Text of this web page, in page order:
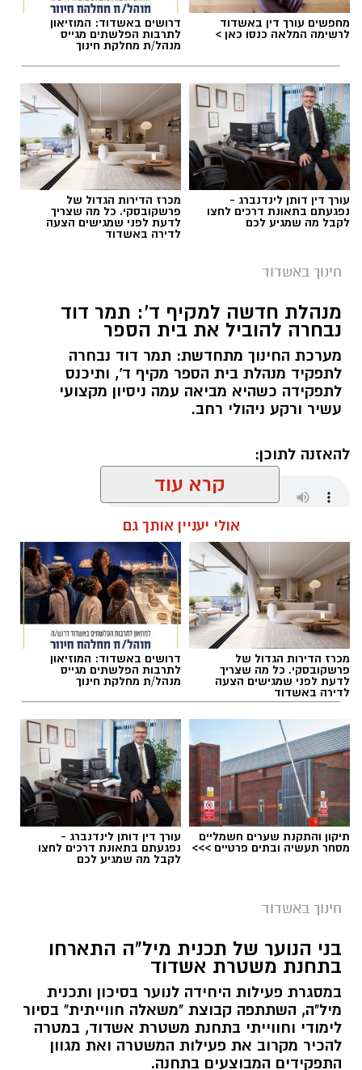
מחפשים עורך דין באשדוד
לרשימה המלאה כנסו כאן >
דרושים באשדוד: המוזיאון
לתרבות הפלשתים מגייס
מנהל/ת מחלקת חינוך
עורך דין דותן לינדנברג -
נפגעתם בתאונת דרכים לחצו
לקבל מה שמגיע לכם
מכרז הדירות הגדול של
פרשקובסקי. כל מה שצריך
לדעת לפני שמגישים הצעה
לדירה באשדוד
חינוך באשדוד
מנהלת חדשה למקיף ד': תמר דוד
נבחרה להוביל את בית הספר
מערכת החינוך מתחדשת: תמר דוד נבחרה
לתפקיד מנהלת בית הספר מקיף ד', ותיכנס
לתפקידה כשהיא מביאה עמה ניסיון מקצועי
עשיר ורקע ניהולי רחב.
להאזנה לתוכן:
אלדה נתנאל / 21:10 07.08.26
תגים:מקיף ד
דוד צברה לאורך השנים ניסיון משמעותי במערכת
החינוך, ובמהלך הקריירה מילאה מגוון תפקידים,
בהם מחנכת, רכזת, סגנית מנהלת ומנהלת. ניסיונה
הרב והעשייה החינוכית הענפה צפויים לסייע
בהמשך קידומו והתפתחותו של בית הספר.
קרא עוד
אולי יעניין אותך גם
מכרז הדירות הגדול של
פרשקובסקי. כל מה שצריך
לדעת לפני שמגישים הצעה
לדירה באשדוד
דרושים באשדוד: המוזיאון
לתרבות הפלשתים מגייס
מנהל/ת מחלקת חינוך
תיקון והתקנת שערים חשמליים
מסחר תעשיה ובתים פרטיים >>>
עורך דין דותן לינדנברג -
נפגעתם בתאונת דרכים לחצו
לקבל מה שמגיע לכם
חינוך באשדוד
בני הנוער של תכנית מיל"ה התארחו
בתחנת משטרת אשדוד
במסגרת פעילות היחידה לנוער בסיכון ותכנית
מיל"ה, השתתפה קבוצת "משאלה חווייתית" בסיור
לימודי וחווייתי בתחנת משטרת אשדוד, במטרה
להכיר מקרוב את פעילות המשטרה ואת מגוון
התפקידים המבוצעים בתחנה.